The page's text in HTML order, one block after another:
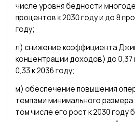
числе уровня бедности
процентов к 2030 году и до 8
году;
л) снижение коэффициента
концентрации доходов) до 0,37
0,33 к 2036 году;
м) обеспечение повышения
темпами минимального размера
том числе его рост к 2030 году